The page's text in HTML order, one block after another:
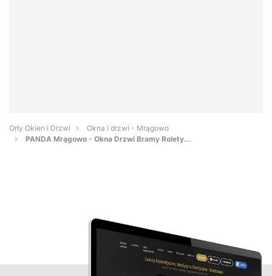
Orły Okien i Drzwi
Okna i drzwi - Mrągowo
PANDA Mrągowo - Okna Drzwi Bramy Rolety...